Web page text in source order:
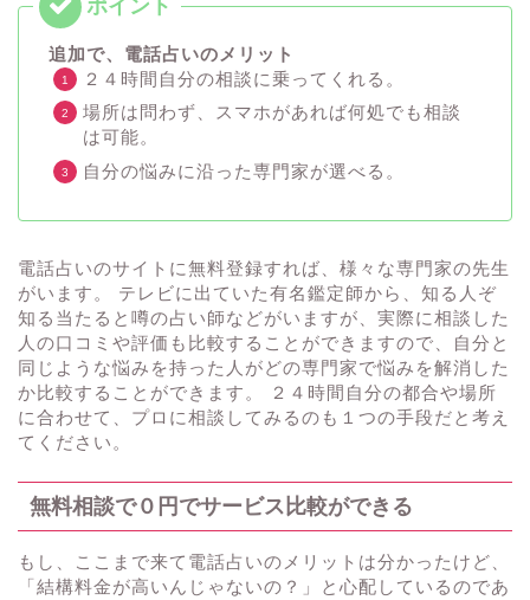
追加で、電話占いのメリット
２４時間自分の相談に乗ってくれる。
場所は問わず、スマホがあれば何処でも相談
は可能。
自分の悩みに沿った専門家が選べる。
電話占いのサイトに無料登録すれば、様々な専門家の先生
がいます。 テレビに出ていた有名鑑定師から、知る人ぞ
知る当たると噂の占い師などがいますが、実際に相談した
人の口コミや評価も比較することができますので、自分と
同じような悩みを持った人がどの専門家で悩みを解消した
か比較することができます。 ２４時間自分の都合や場所
に合わせて、プロに相談してみるのも１つの手段だと考え
てください。
無料相談で０円でサービス比較ができる
もし、ここまで来て電話占いのメリットは分かったけど、
「結構料金が高いんじゃないの？」と心配しているのであ